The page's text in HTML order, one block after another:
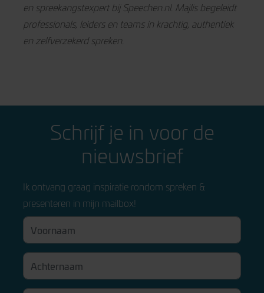
en spreekangstexpert bij Speechen.nl. Majlis begeleidt
professionals, leiders en teams in krachtig, authentiek
en zelfverzekerd spreken.
Schrijf je in voor de
nieuwsbrief
Ik ontvang graag inspiratie rondom spreken &
presenteren in mijn mailbox!